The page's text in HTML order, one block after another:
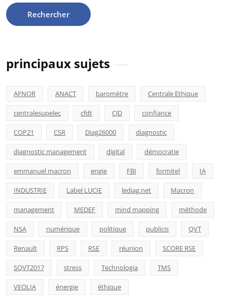
principaux sujets
AFNOR ANACT baromètre Centrale Ethique
centralesupelec cfdt CJD confiance
COP21 CSR Diag26000 diagnostic
diagnostic management digital démocratie
emmanuel macron engie FBI formitel IA
INDUSTRIE Label LUCIE lediag.net Macron
management MEDEF mind mapping méthode
NSA numérique politique publicis QVT
Renault RPS RSE réunion SCORE RSE
SQVT2017 stress Technologia TMS
VEOLIA énergie éthique